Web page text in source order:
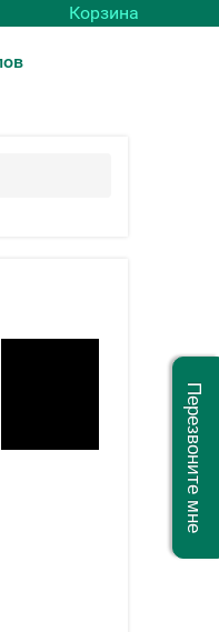
Корзина
Перезвоните мне